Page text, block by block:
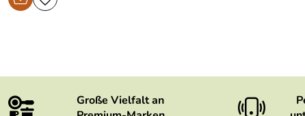
Große Vielfalt an